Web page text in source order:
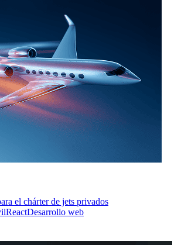
el chárter de jets privados
ReactDesarrollo web